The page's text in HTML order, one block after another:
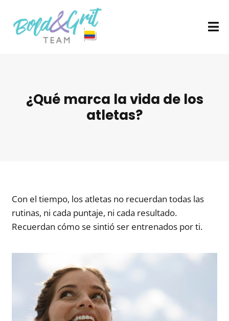
¿Qué marca la vida de los
atletas?
Con el tiempo, los atletas no recuerdan todas las
rutinas, ni cada puntaje, ni cada resultado.
Recuerdan cómo se sintió ser entrenados por ti.